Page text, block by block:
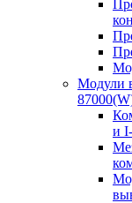
Модули
и